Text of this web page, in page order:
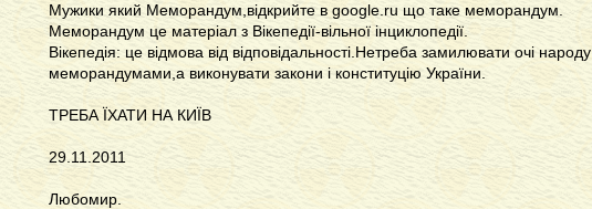
Мужики який Меморандум,відкрийте в google.ru що таке меморандум.
Меморандум це матеріал з Вікепедії-вільної інциклопедії.
Вікепедія: це відмова від відповідальності.Нетреба замилювати очі народу
меморандумами,а виконувати закони і конституцію України.
ТРЕБА ЇХАТИ НА КИЇВ
29.11.2011
Любомир.